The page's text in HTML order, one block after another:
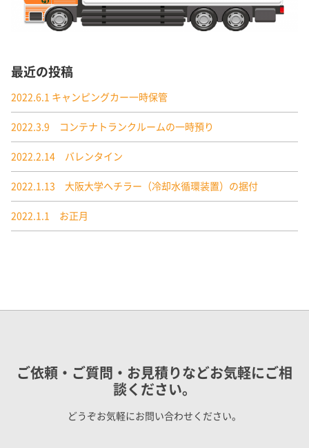
最近の投稿
2022.6.1 キャンピングカー一時保管
2022.3.9 コンテナトランクルームの一時預り
2022.2.14 バレンタイン
2022.1.13 大阪大学へチラー（冷却水循環装置）の据付
2022.1.1 お正月
ご依頼・ご質問・お見積りなどお気軽にご相
談ください。
どうぞお気軽にお問い合わせください。